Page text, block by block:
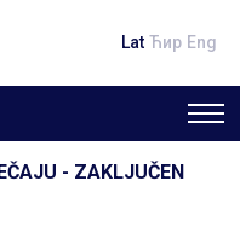
Lat Ћир Eng
- ZAKLJUČEN